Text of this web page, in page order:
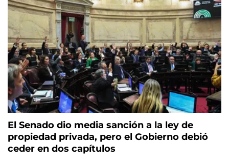
El Senado dio media sanción a la ley de
propiedad privada, pero el Gobierno debió
ceder en dos capítulos